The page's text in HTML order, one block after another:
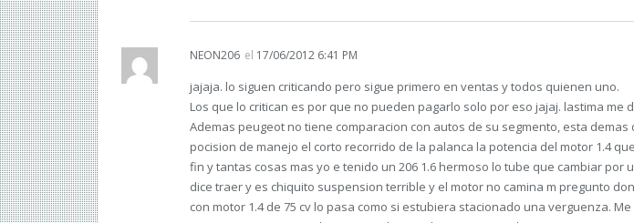
NEON206 el 17/06/2012 6:41 PM
jajaja. lo siguen criticando pero sigue primero en ventas y todos quienen uno.
Los que lo critican es por que no pueden pagarlo solo por eso jajaj. lastima me
Ademas peugeot no tiene comparacion con autos de su segmento, esta demas
pocision de manejo el corto recorrido de la palanca la potencia del motor 1.4
fin y tantas cosas mas yo e tenido un 206 1.6 hermoso lo tube que cambiar por
dice traer y es chiquito suspension terrible y el motor no camina m pregunto
con motor 1.4 de 75 cv lo pasa como si estubiera stacionado una verguenza.